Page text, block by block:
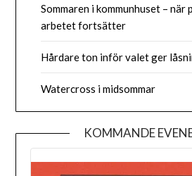
Sommaren i kommunhuset –
arbetet fortsätter
Hårdare ton inför valet ger
Watercross i midsommar
KOMMANDE